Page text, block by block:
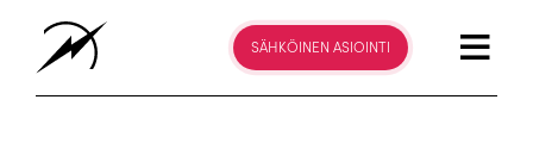
SÄHKÖINEN ASIOINTI